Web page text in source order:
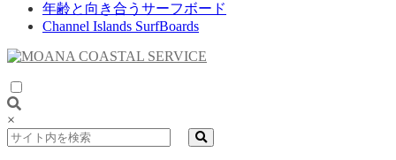
年齢と向き合うサーフボード
Channel Islands SurfBoards
×